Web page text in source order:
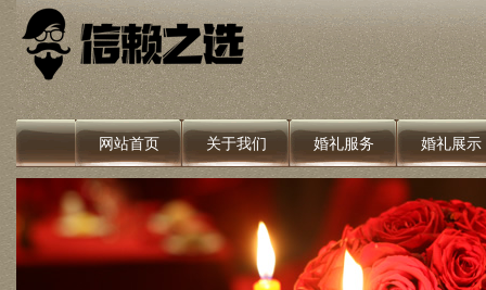
网站首页 关于我们 婚礼服务 婚礼展示